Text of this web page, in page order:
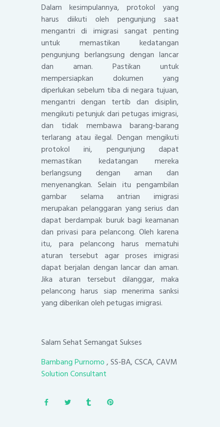
Dalam kesimpulannya, protokol yang
harus diikuti oleh pengunjung saat
mengantri di imigrasi sangat penting
untuk memastikan kedatangan
pengunjung berlangsung dengan lancar
dan aman. Pastikan untuk
mempersiapkan dokumen yang
diperlukan sebelum tiba di negara tujuan,
mengantri dengan tertib dan disiplin,
mengikuti petunjuk dari petugas imigrasi,
dan tidak membawa barang-barang
terlarang atau ilegal. Dengan mengikuti
protokol ini, pengunjung dapat
memastikan kedatangan mereka
berlangsung dengan aman dan
menyenangkan. Selain itu pengambilan
gambar selama antrian imigrasi
merupakan pelanggaran yang serius dan
dapat berdampak buruk bagi keamanan
dan privasi para pelancong. Oleh karena
itu, para pelancong harus mematuhi
aturan tersebut agar proses imigrasi
dapat berjalan dengan lancar dan aman.
Jika aturan tersebut dilanggar, maka
pelancong harus siap menerima sanksi
yang diberikan oleh petugas imigrasi.
Salam Sehat Semangat Sukses
Bambang Purnomo, SS-BA, CSCA, CAVM
Solution Consultant